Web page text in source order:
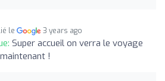
le 3 years ago
Super accueil on verra le voyage
!